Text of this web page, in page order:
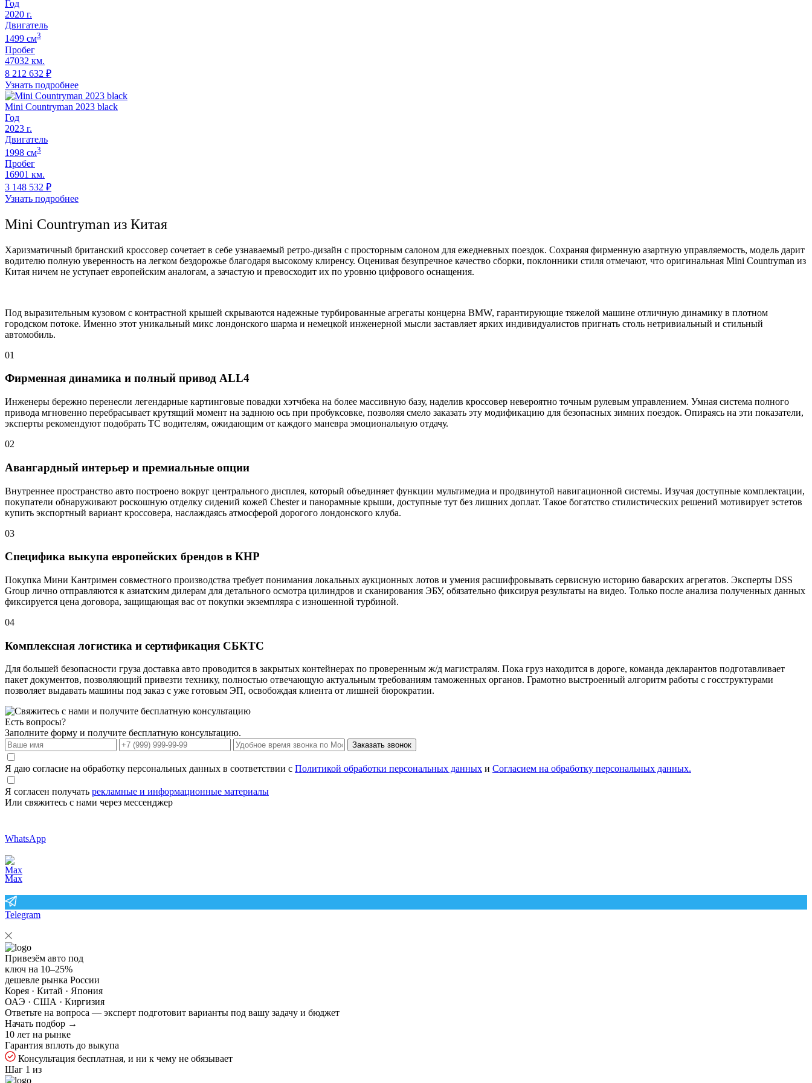
Год
2020 г.
Двигатель
1499 cм3
Пробег
47032 км.
8 212 632 ₽
Узнать подробнее
Mini Countryman 2023 black
Год
2023 г.
Двигатель
1998 cм3
Пробег
16901 км.
3 148 532 ₽
Узнать подробнее
Mini Countryman из Китая
Харизматичный британский кроссовер сочетает в себе узнаваемый ретро-дизайн с просторным салоном для ежедневных поездок. Сохраняя фирменную азартную управляемость, модель дарит
водителю полную уверенность на легком бездорожье благодаря высокому клиренсу. Оценивая безупречное качество сборки, поклонники стиля отмечают, что оригинальная Mini Countryman из
Китая ничем не уступает европейским аналогам, а зачастую и превосходит их по уровню цифрового оснащения.
Под выразительным кузовом с контрастной крышей скрываются надежные турбированные агрегаты концерна BMW, гарантирующие тяжелой машине отличную динамику в плотном
городском потоке. Именно этот уникальный микс лондонского шарма и немецкой инженерной мысли заставляет ярких индивидуалистов пригнать столь нетривиальный и стильный
автомобиль.
01
Фирменная динамика и полный привод ALL4
Инженеры бережно перенесли легендарные картинговые повадки хэтчбека на более массивную базу, наделив кроссовер невероятно точным рулевым управлением. Умная система полного
привода мгновенно перебрасывает крутящий момент на заднюю ось при пробуксовке, позволяя смело заказать эту модификацию для безопасных зимних поездок. Опираясь на эти показатели,
эксперты рекомендуют подобрать ТС водителям, ожидающим от каждого маневра эмоциональную отдачу.
02
Авангардный интерьер и премиальные опции
Внутреннее пространство авто построено вокруг центрального дисплея, который объединяет функции мультимедиа и продвинутой навигационной системы. Изучая доступные комплектации,
покупатели обнаруживают роскошную отделку сидений кожей Chester и панорамные крыши, доступные тут без лишних доплат. Такое богатство стилистических решений мотивирует эстетов
купить экспортный вариант кроссовера, наслаждаясь атмосферой дорогого лондонского клуба.
03
Специфика выкупа европейских брендов в КНР
Покупка Мини Кантримен совместного производства требует понимания локальных аукционных лотов и умения расшифровывать сервисную историю баварских агрегатов. Эксперты DSS
Group лично отправляются к азиатским дилерам для детального осмотра цилиндров и сканирования ЭБУ, обязательно фиксируя результаты на видео. Только после анализа полученных данных
фиксируется цена договора, защищающая вас от покупки экземпляра с изношенной турбиной.
04
Комплексная логистика и сертификация СБКТС
Для большей безопасности груза доставка авто проводится в закрытых контейнерах по проверенным ж/д магистралям. Пока груз находится в дороге, команда декларантов подготавливает
пакет документов, позволяющий привезти технику, полностью отвечающую актуальным требованиям таможенных органов. Грамотно выстроенный алгоритм работы с госструктурами
позволяет выдавать машины под заказ с уже готовым ЭП, освобождая клиента от лишней бюрократии.
Есть вопросы?
Заполните форму и получите бесплатную консультацию.
Заказать звонок
Я даю согласие на обработку персональных данных в соответствии с Политикой обработки персональных данных и Согласием на обработку персональных данных.
Я согласен получать рекламные и информационные материалы
Или свяжитесь с нами через мессенджер
WhatsApp
Max
Telegram
Привезём авто под
ключ на 10–25%
дешевле рынка России
Корея · Китай · Япония
ОАЭ · США · Киргизия
Ответьте на вопроса — эксперт подготовит варианты под вашу задачу и бюджет
Начать подбор →
10 лет на рынке
Гарантия вплоть до выкупа
Консультация бесплатная, и ни к чему не обязывает
Шаг 1 из